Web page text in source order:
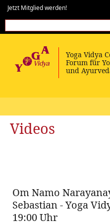
Jetzt Mitglied werden!
Videos
Om Namo
Sebastian - Yoga
19:00 Uhr